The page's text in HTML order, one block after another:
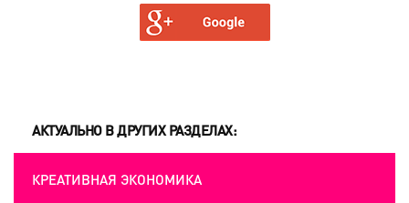
АКТУАЛЬНО В ДРУГИХ РАЗДЕЛАХ:
КРЕАТИВНАЯ ЭКОНОМИКА